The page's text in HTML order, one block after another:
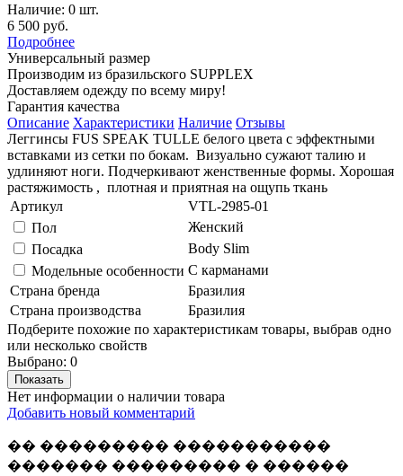
Наличие: 0 шт.
6 500 руб.
Подробнее
Универсальный размер
Производим из бразильского SUPPLEX
Доставляем одежду по всему миру!
Гарантия качества
Описание Характеристики Наличие Отзывы
Леггинсы FUS SPEAK TULLE белого цвета с эффектными
вставками из сетки по бокам. Визуально сужают талию и
удлиняют ноги. Подчеркивают женственные формы. Хорошая
растяжимость , плотная и приятная на ощупь ткань
Артикул
VTL-2985-01
Пол
Женский
Посадка
Body Slim
Модельные особенности С карманами
Страна бренда
Бразилия
Страна производства
Бразилия
Подберите похожие по характеристикам товары, выбрав одно
или несколько свойств
Выбрано: 0
Показать
Нет информации о наличии товара
Добавить новый комментарий
�� ��������� �����������
������� ��������� � ������